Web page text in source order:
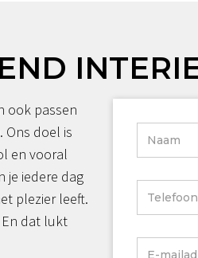
ook passen
Ons doel is
en vooral
je iedere dag
plezier leeft.
En dat lukt